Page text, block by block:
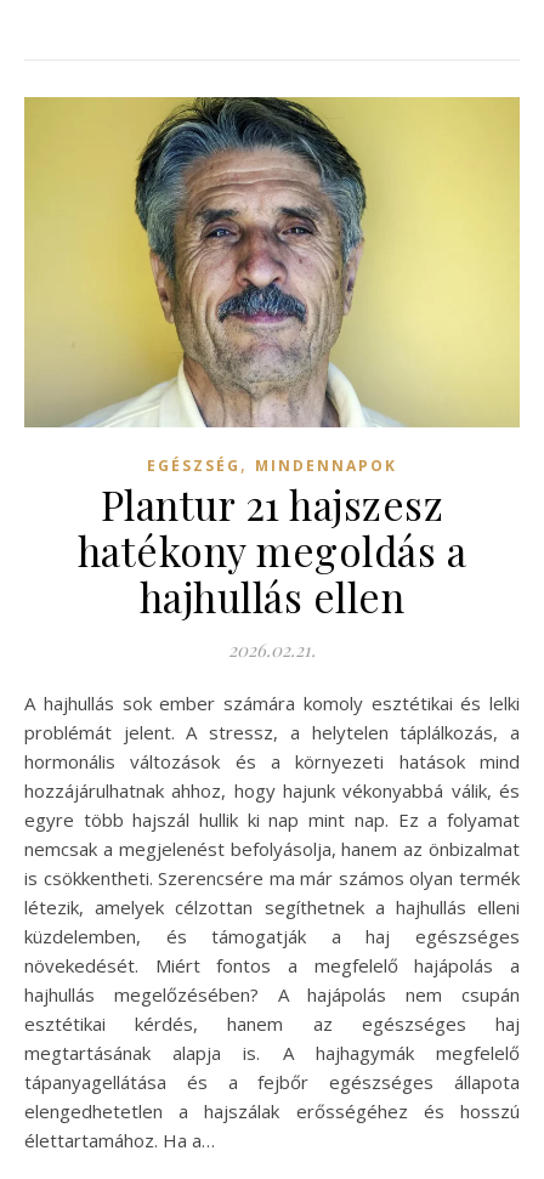
EGÉSZSÉG , MINDENNAPOK
Plantur 21 hajszesz
hatékony megoldás a
hajhullás ellen
2026.02.21.
A hajhullás sok ember számára komoly esztétikai és lelki
problémát jelent. A stressz, a helytelen táplálkozás, a
hormonális változások és a környezeti hatások mind
hozzájárulhatnak ahhoz, hogy hajunk vékonyabbá válik, és
egyre több hajszál hullik ki nap mint nap. Ez a folyamat
nemcsak a megjelenést befolyásolja, hanem az önbizalmat
is csökkentheti. Szerencsére ma már számos olyan termék
létezik, amelyek célzottan segíthetnek a hajhullás elleni
küzdelemben, és támogatják a haj egészséges
növekedését. Miért fontos a megfelelő hajápolás a
hajhullás megelőzésében? A hajápolás nem csupán
esztétikai kérdés, hanem az egészséges haj
megtartásának alapja is. A hajhagymák megfelelő
tápanyagellátása és a fejbőr egészséges állapota
elengedhetetlen a hajszálak erősségéhez és hosszú
élettartamához. Ha a…